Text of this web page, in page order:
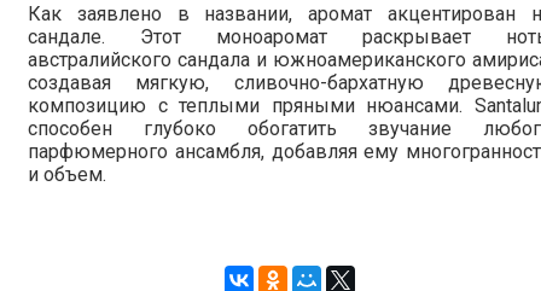
Как заявлено в названии, аромат акцентирован
сандале. Этот моноаромат раскрывает
австралийского сандала и южноамериканского
создавая мягкую, сливочно-бархатную
композицию с теплыми пряными нюансами.
способен глубоко обогатить звучание
парфюмерного ансамбля, добавляя ему
и объем.